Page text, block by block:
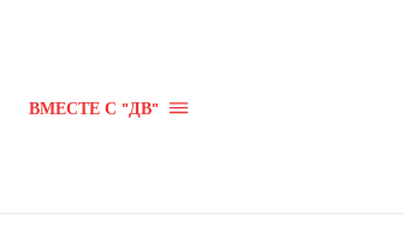
ВМЕСТЕ С "ДВ"